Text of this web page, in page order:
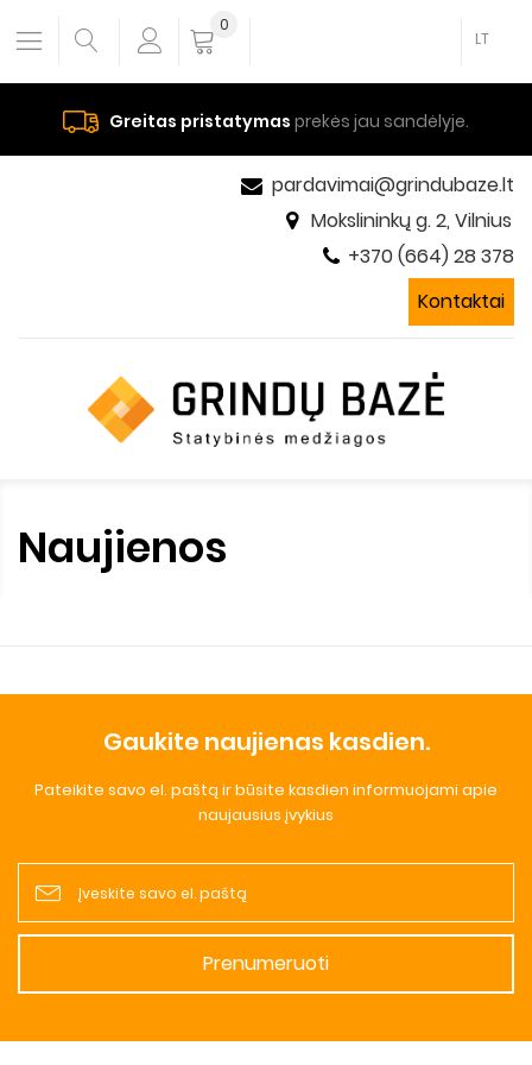
Greitas pristatymas prekės jau sandėlyje.
LT
0
pardavimai@grindubaze.lt
Mokslininkų g. 2, Vilnius
+370 (664) 28 378
Kontaktai
Naujienos
Gaukite naujienas kasdien.
Pateikite savo el. paštą ir būsite kasdien informuojami apie
naujausius įvykius
Prenumeruoti